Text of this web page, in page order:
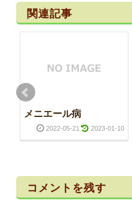
関連記事
メニエール病
2022-05-21 2023-01-10
コメントを残す